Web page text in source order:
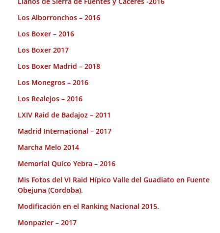
Los Alborronchos – 2016
Los Boxer – 2016
Los Boxer 2017
Los Boxer Madrid – 2018
Los Monegros – 2016
Los Realejos – 2016
LXIV Raid de Badajoz – 2011
Madrid Internacional – 2017
Marcha Melo 2014
Memorial Quico Yebra – 2016
Mis Fotos del VI Raid Hípico Valle del Guadiato en Fuente
Obejuna (Cordoba).
Modificación en el Ranking Nacional 2015.
Monpazier – 2017